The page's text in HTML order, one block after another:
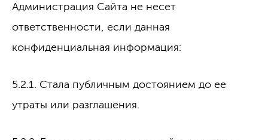
Администрация Сайта не несет
ответственности, если данная
конфиденциальная информация:
5.2.1. Стала публичным достоянием до ее
утраты или разглашения.